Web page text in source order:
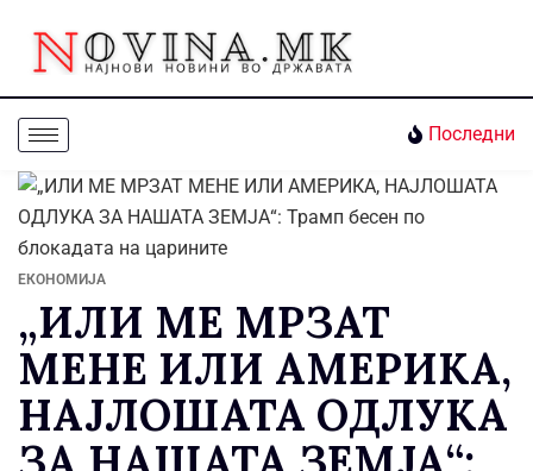
Последни
ЕКОНОМИЈА
„ИЛИ МЕ МРЗАТ
МЕНЕ ИЛИ АМЕРИКА,
НАЈЛОШАТА ОДЛУКА